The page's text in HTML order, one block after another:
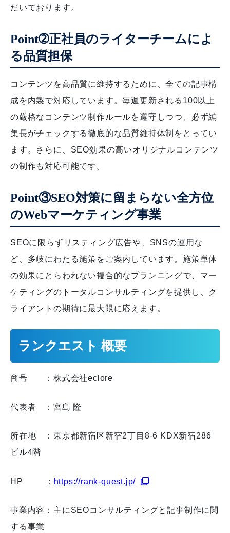
だいております。
Point➁正社員のライターチームによ
る品質担保
コンテンツを高品質に維持するために、全ての記事構
成を内製で対応しています。毎週更新される100以上
の厳格なコンテンツ制作ルールを遵守しつつ、必ず編
集長がチェックする徹底的な品質維持体制をとってい
ます。さらに、SEO効果の高いオリジナルコンテンツ
の制作も対応可能です。
Point③SEO対策に留まらない全方位
のWebマーケティング事業
SEOに限らずリスティング広告や、SNSの運用な
ど、多岐にわたる施策をご案内しています。施策単体
の効果にとらわれない複合的なプランニングで、マー
ケティングのトータルコンサルティングを提供し、ク
ライアントの期待に最大限に応えます。
ランクエスト 概要
商号 ：株式会社eclore
代表者 ：宮島 隆
所在地 ：東京都新宿区新宿2丁目8-6 KDX新宿286
ビル4階
HP ： https://rank-quest.jp/
事業内容：主にSEOコンサルティングと記事制作に関
する事業